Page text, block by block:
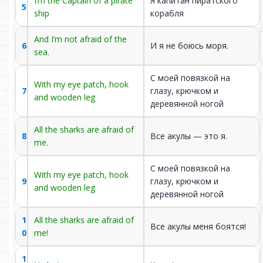
пирату.
themselves to a
treacherous pirate.
15
зло, которое учиняет
этому.
They constantly see
the evil that the pirate
does and get used to
it.
16
Из них вырастут
такие же негодяи и
They will grow up to
scoundrels and
outcasts as the pirate.
У пирата нет одной
ноги. Вместо неё -
деревянная нога до
колена.
The pirate has no leg.
Instead, he has a
wooden leg up to the
Наверное, он
He probably lost his
5
ship
корабля
6
And I’m not afraid of the
sea.
И я не боюсь моря.
7
With my eye patch, hook
and wooden leg
С моей повязкой на
глазу, крючком и
деревянной ногой
8
All the sharks are afraid of
me.
Все акулы — это я.
9
With my eye patch, hook
and wooden leg
С моей повязкой на
глазу, крючком и
деревянной ногой
1
0
All the sharks are afraid of
me!
Все акулы меня боятся!
1